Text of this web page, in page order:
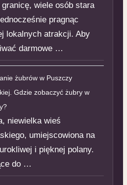
wiele osób stara
pragnąc
lokalnych atrakcji. Aby
darmowe …
żubrów w Puszczy
Gdzie zobaczyć żubry w
niewielka wieś
umiejscowiona na
i pięknej polany.
do …